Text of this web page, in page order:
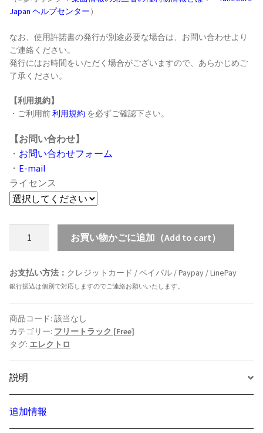
Japan ヘルプセンター）
なお、使用許諾書の発行が別途必要な場合は、お問い合わせより
ご連絡ください。
発行にはお時間をいただく場合がございますので、あらかじめご
了承ください。
【利用規約】
・ご利用前利用規約 を必ずご確認下さい。
【お問い合わせ】
・ お問い合わせフォーム
・ E-mail
ライセンス
お買い物かごに追加（Add to cart）
お支払い方法： クレジットカード / ペイパル / Paypay / LinePay
銀行振込は個別で対応しますのでご連絡お願いいたします。
商品コード: 該当なし
カテゴリー: フリートラック [Free]
タグ: エレクトロ
説明
追加情報